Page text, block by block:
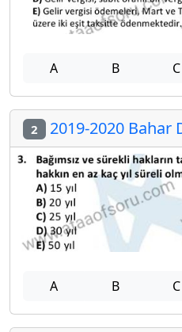
A B C
2 2019-2020 Bahar
A B C